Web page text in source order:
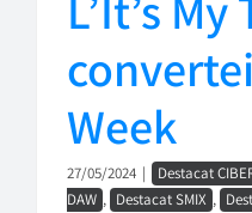
Week
27/05/2024 | Destacat
DAW , Destacat SMIX ,